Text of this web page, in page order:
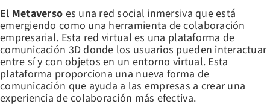
El Metaverso es una red social inmersiva que está
emergiendo como una herramienta de colaboración
empresarial. Esta red virtual es una plataforma de
comunicación 3D donde los usuarios pueden interactuar
entre sí y con objetos en un entorno virtual. Esta
plataforma proporciona una nueva forma de
comunicación que ayuda a las empresas a crear una
experiencia de colaboración más efectiva.